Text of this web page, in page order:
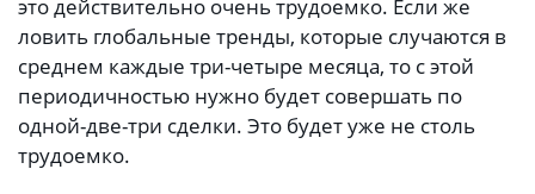
это действительно очень трудоемко. Если же
ловить глобальные тренды, которые случаются в
среднем каждые три-четыре месяца, то с этой
периодичностью нужно будет совершать по
одной-две-три сделки. Это будет уже не столь
трудоемко.